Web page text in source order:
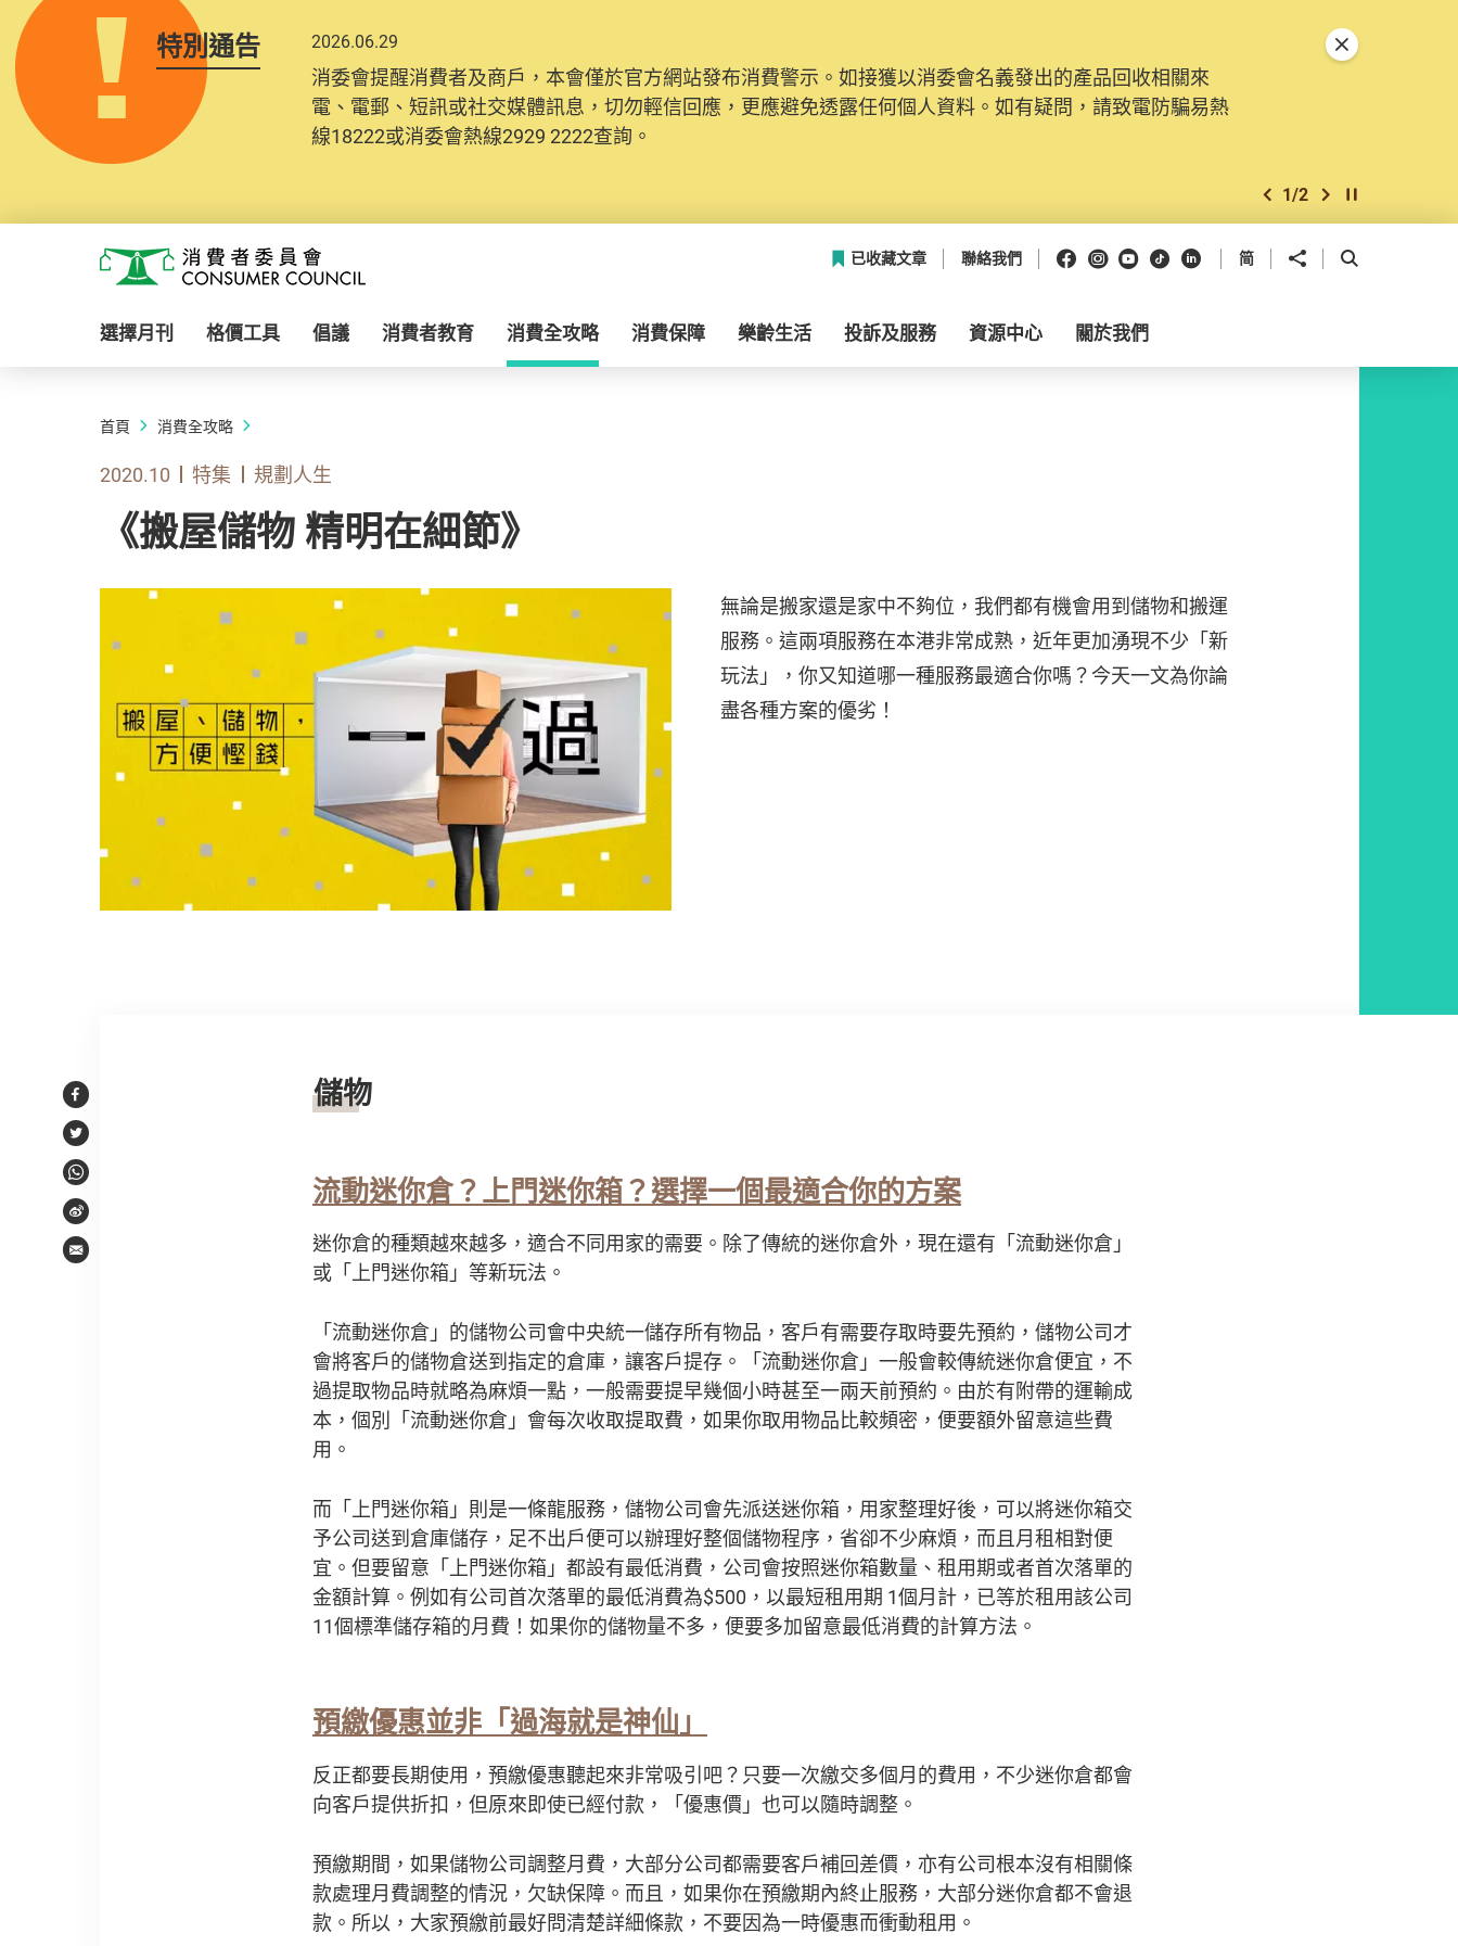
特別通告 2026.06.29
消委會提醒消費者及商戶，本會僅於官方網站發布消費警示。如接獲以消委會名義發出的產品回收相關來
電、電郵、短訊或社交媒體訊息，切勿輕信回應，更應避免透露任何個人資料。如有疑問，請致電防騙易熱
線18222或消委會熱線2929 2222查詢。
上一個
1/2 下一個開始/暫停幻燈
關閉特別通告
消費者委員會
已收藏文章 聯絡我們 Facebook
Instagram
Youtube
抖音領英 简 分享到 開啟搜尋框
選擇月刊 格價工具 倡議 消費者教育 消費全攻略 消費保障 樂齡生活 投訴及服務 資源中心 關於我們
首頁 消費全攻略
2020.10 特集 規劃人生
《搬屋儲物 精明在細節》
無論是搬家還是家中不夠位，我們都有機會用到儲物和搬運
服務。這兩項服務在本港非常成熟，近年更加湧現不少「新
玩法」，你又知道哪一種服務最適合你嗎？今天一文為你論
盡各種方案的優劣！
Facebook
Twitter
WhatsApp
Weibo
Email
儲物
流動迷你倉？上門迷你箱？選擇一個最適合你的方案
迷你倉的種類越來越多，適合不同用家的需要。除了傳統的迷你倉外，現在還有「流動迷你倉」
或「上門迷你箱」等新玩法。
「流動迷你倉」的儲物公司會中央統一儲存所有物品，客戶有需要存取時要先預約，儲物公司才
會將客戶的儲物倉送到指定的倉庫，讓客戶提存。「流動迷你倉」一般會較傳統迷你倉便宜，不
過提取物品時就略為麻煩一點，一般需要提早幾個小時甚至一兩天前預約。由於有附帶的運輸成
本，個別「流動迷你倉」會每次收取提取費，如果你取用物品比較頻密，便要額外留意這些費
用。
而「上門迷你箱」則是一條龍服務，儲物公司會先派送迷你箱，用家整理好後，可以將迷你箱交
予公司送到倉庫儲存，足不出戶便可以辦理好整個儲物程序，省卻不少麻煩，而且月租相對便
宜。但要留意「上門迷你箱」都設有最低消費，公司會按照迷你箱數量、租用期或者首次落單的
金額計算。例如有公司首次落單的最低消費為$500，以最短租用期 1個月計，已等於租用該公司
11個標準儲存箱的月費！如果你的儲物量不多，便要多加留意最低消費的計算方法。
預繳優惠並非「過海就是神仙」
反正都要長期使用，預繳優惠聽起來非常吸引吧？只要一次繳交多個月的費用，不少迷你倉都會
向客戶提供折扣，但原來即使已經付款，「優惠價」也可以隨時調整。
預繳期間，如果儲物公司調整月費，大部分公司都需要客戶補回差價，亦有公司根本沒有相關條
款處理月費調整的情況，欠缺保障。而且，如果你在預繳期內終止服務，大部分迷你倉都不會退
款。所以，大家預繳前最好問清楚詳細條款，不要因為一時優惠而衝動租用。